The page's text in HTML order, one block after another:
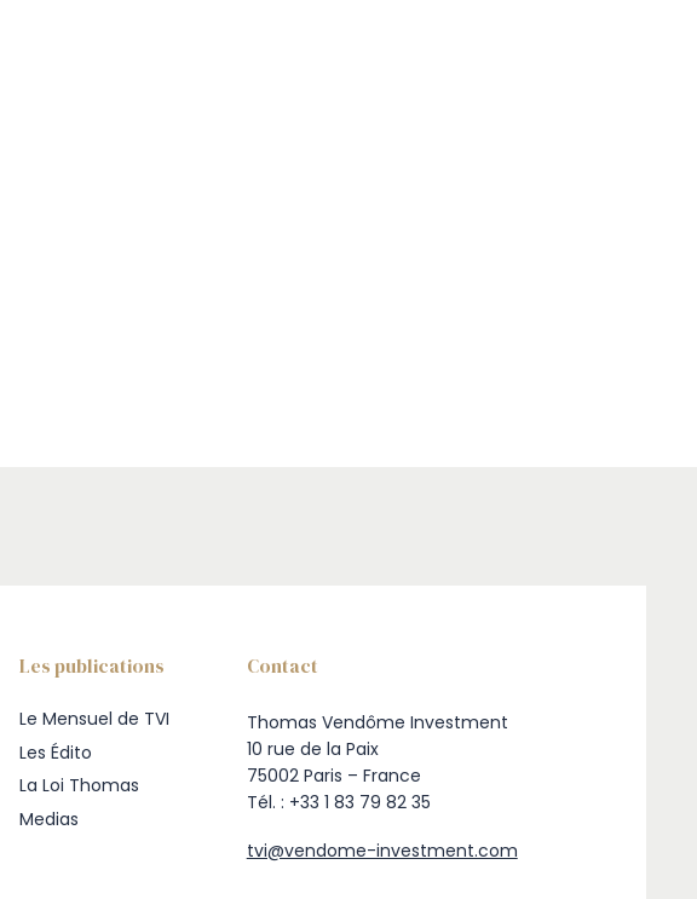
Contact
Thomas Vendôme Investment
10 rue de la Paix
75002 Paris – France
Tél. : +33 1 83 79 82 35
tvi@vendome-investment.com
Les publications
Le Mensuel de TVI
Les Édito
La Loi Thomas
Medias